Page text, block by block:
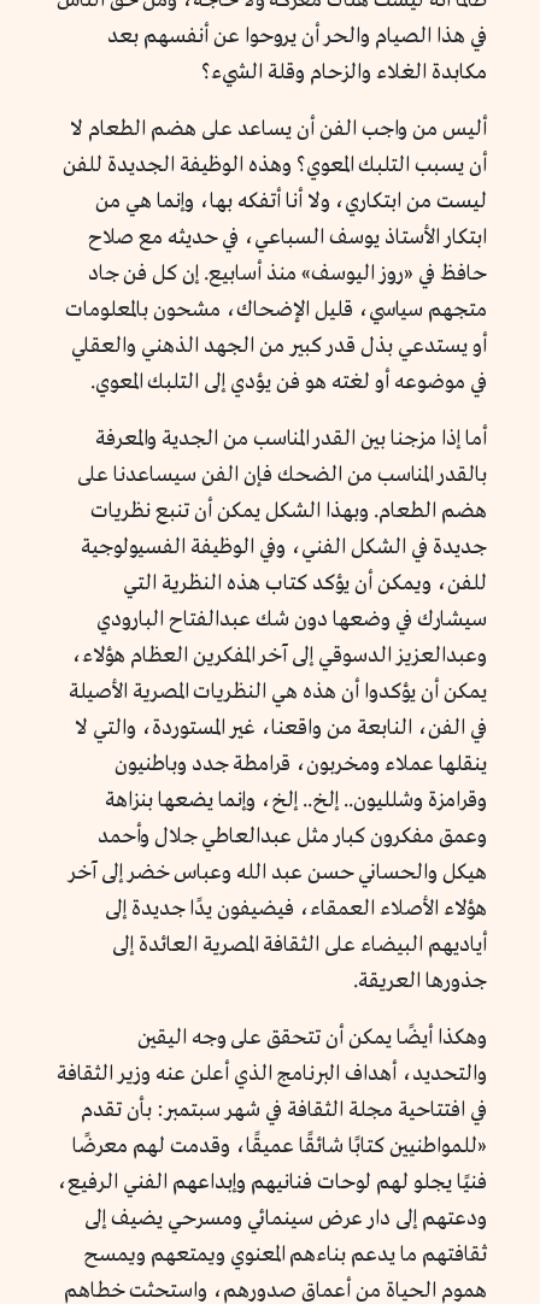
في هذا الصيام والحر أن يروحوا عن أنفسهم بعد
مكابدة الغلاء والزحام وقلة الشيء؟
أليس من واجب الفن أن يساعد على هضم الطعام لا
أن يسبب التلبك المعوي؟ وهذه الوظيفة الجديدة للفن
ليست من ابتكاري، ولا أنا أتفكه بها، وإنما هي من
ابتكار الأستاذ يوسف السباعي، في حديثه مع صلاح
حافظ في «روز اليوسف» منذ أسابيع. إن كل فن جاد
متجهم سياسي، قليل الإضحاك، مشحون بالمعلومات
أو يستدعي بذل قدر كبير من الجهد الذهني والعقلي
في موضوعه أو لغته هو فن يؤدي إلى التلبك المعوي.
أما إذا مزجنا بين القدر المناسب من الجدية والمعرفة
بالقدر المناسب من الضحك فإن الفن سيساعدنا على
هضم الطعام. وبهذا الشكل يمكن أن تنبع نظريات
جديدة في الشكل الفني، وفي الوظيفة الفسيولوجية
للفن، ويمكن أن يؤكد كتاب هذه النظرية التي
سيشارك في وضعها دون شك عبدالفتاح البارودي
وعبدالعزيز الدسوقي إلى آخر المفكرين العظام هؤلاء،
يمكن أن يؤكدوا أن هذه هي النظريات المصرية الأصيلة
في الفن، النابعة من واقعنا، غير المستوردة، والتي لا
ينقلها عملاء ومخربون، قرامطة جدد وباطنيون
وقرامزة وشلليون.. إلخ.. إلخ، وإنما يضعها بنزاهة
وعمق مفكرون كبار مثل عبدالعاطي جلال وأحمد
هيكل والحساني حسن عبد الله وعباس خضر إلى آخر
هؤلاء الأصلاء العمقاء، فيضيفون يدًا جديدة إلى
أياديهم البيضاء على الثقافة المصرية العائدة إلى
جذورها العريقة.
وهكذا أيضًا يمكن أن تتحقق على وجه اليقين
والتحديد، أهداف البرنامج الذي أعلن عنه وزير الثقافة
في افتتاحية مجلة الثقافة في شهر سبتمبر: بأن تقدم
«للمواطنيين كتابًا شائقًا عميقًا، وقدمت لهم معرضًا
فنيًا يجلو لهم لوحات فنانيهم وإبداعهم الفني الرفيع،
ودعتهم إلى دار عرض سينمائي ومسرحي يضيف إلى
ثقافتهم ما يدعم بناءهم المعنوي ويمتعهم ويمسح
هموم الحياة من أعماق صدورهم، واستحثت خطاهم